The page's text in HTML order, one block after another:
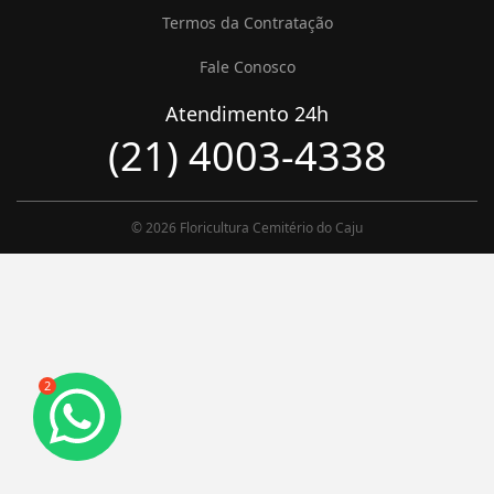
2
Termos da Contratação
Fale Conosco
Atendimento 24h
(21) 4003-4338
© 2026 Floricultura Cemitério do Caju